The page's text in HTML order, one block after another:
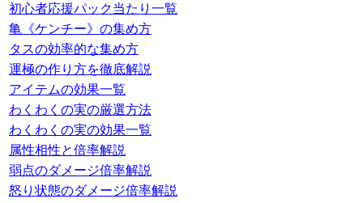
初心者応援パック当たり一覧
亀《ケンチー》の集め方
タスの効率的な集め方
運極の作り方を徹底解説
アイテムの効果一覧
わくわくの実の厳選方法
わくわくの実の効果一覧
属性相性と倍率解説
弱点のダメージ倍率解説
怒り状態のダメージ倍率解説